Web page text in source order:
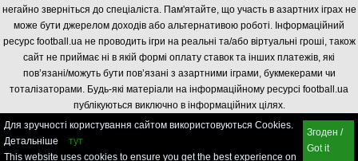
негайно зверніться до спеціаліста. Пам'ятайте, що участь в азартних іграх не
може бути джерелом доходів або альтернативою роботі. Інформаційний
ресурс football.ua не проводить ігри на реальні та/або віртуальні гроші, також
сайт не приймає ні в якій формі оплату ставок та інших платежів, які
пов’язані/можуть бути пов’язані з азартними іграми, букмекерами чи
тоталізаторами. Будь-які матеріали на інформаційному ресурсі football.ua
публікуються виключно в інформаційних цілях.
Для зручності користування сайтом використовуються Cookies.
Детальніше
тут
This website uses cookies to ensure you get the best experience on
Згоден /
Got it